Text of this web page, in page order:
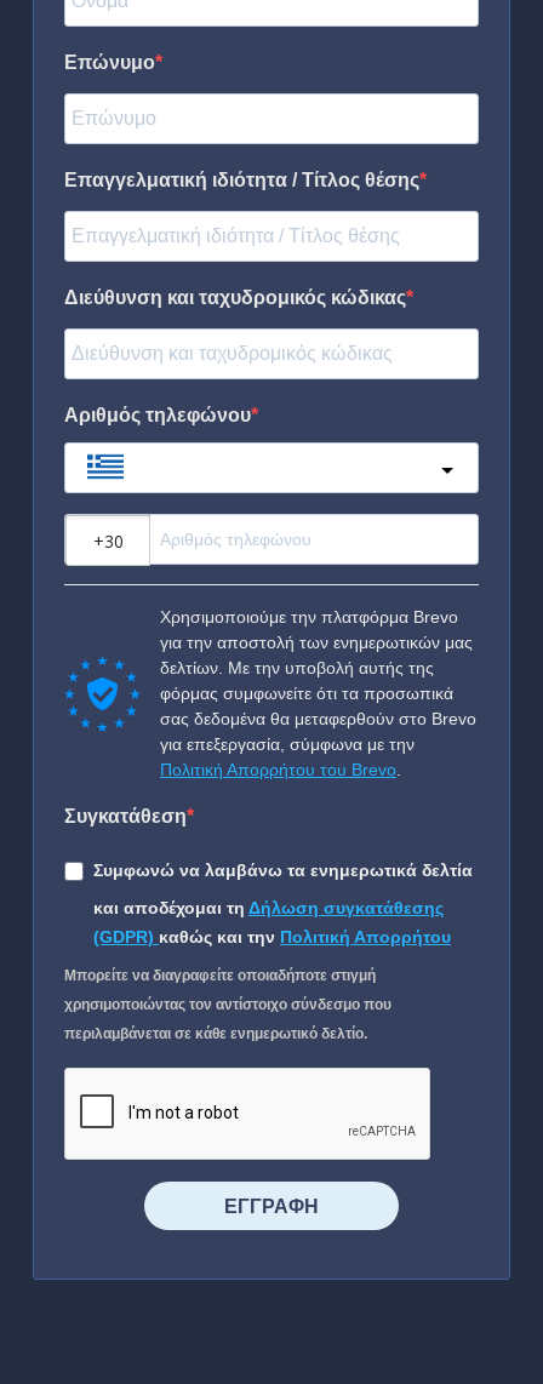
Επώνυμο
Επαγγελματική ιδιότητα / Τίτλος θέσης
Διεύθυνση και ταχυδρομικός κώδικας
Αριθμός τηλεφώνου
Χρησιμοποιούμε την πλατφόρμα Brevo
για την αποστολή των ενημερωτικών μας
δελτίων. Με την υποβολή αυτής της
φόρμας συμφωνείτε ότι τα προσωπικά
σας δεδομένα θα μεταφερθούν στο Brevo
για επεξεργασία, σύμφωνα με την
Πολιτική Απορρήτου του Brevo
Συγκατάθεση
Συμφωνώ να λαμβάνω τα ενημερωτικά δελτία
και αποδέχομαι τη Δήλωση συγκατάθεσης
(GDPR) καθώς και την Πολιτική Απορρήτου
Μπορείτε να διαγραφείτε οποιαδήποτε στιγμή
χρησιμοποιώντας τον αντίστοιχο σύνδεσμο που
περιλαμβάνεται σε κάθε ενημερωτικό δελτίο.
⠀⠀⠀⠀ΕΓΓΡΑΦΗ⠀⠀⠀⠀